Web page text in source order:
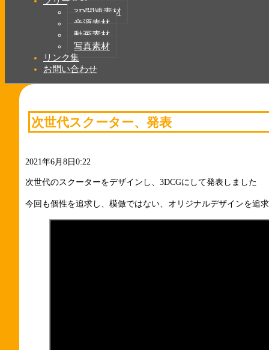
3D関連素材
音源素材
動画素材
写真素材
リンク集
お問い合わせ
次世代スクーター、発表
2021年6月8日0:22
次世代のスクーターをデザインし、3DCGにして発表しました
今回も個性を追求し、模倣ではない、オリジナルデザインを追